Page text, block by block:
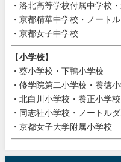
・洛北高等学校付属中学校
・京都精華中学校・ノート
・京都女子中学校
【小学校】
・葵小学校・下鴨小学校
・修学院第二小学校・養徳
・北白川小学校・養正小学
・同志社小学校・ノートル
・京都女子大学附属小学校